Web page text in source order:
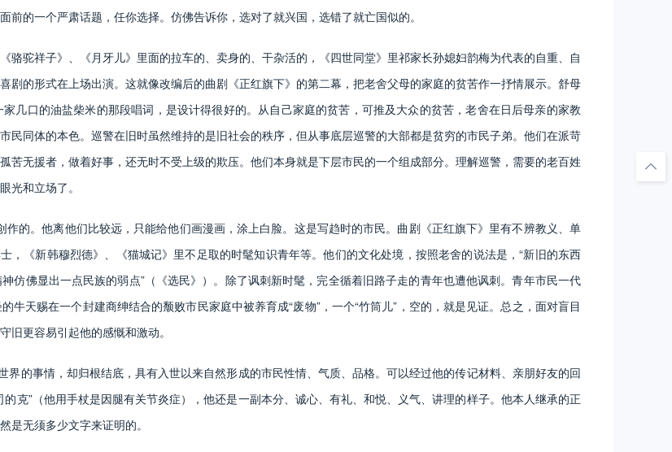
的一个严肃话题，任你选择。仿佛告诉你，选对了就兴国，选错了就亡国似的。
驼祥子》、《月牙儿》里面的拉车的、卖身的、干杂活的，《四世同堂》里祁家长孙媳妇韵梅为代表的自重、自
剧的形式在上场出演。这就像改编后的曲剧《正红旗下》的第二幕，把老舍父母的家庭的贫苦作一抒情展示。舒母
几口的油盐柴米的那段唱词，是设计得很好的。从自己家庭的贫苦，可推及大众的贫苦，老舍在日后母亲的家教
民同体的本色。巡警在旧时虽然维持的是旧社会的秩序，但从事底层巡警的大部都是贫穷的市民子弟。他们在派苛
苦无援者，做着好事，还无时不受上级的欺压。他们本身就是下层市民的一个组成部分。理解巡警，需要的老百姓
光和立场了。
的。他离他们比较远，只能给他们画漫画，涂上白脸。这是写趋时的市民。曲剧《正红旗下》里有不辨教义、单
，《新韩穆烈德》、《猫城记》里不足取的时髦知识青年等。他们的文化处境，按照老舍的说法是，“新旧的东西
仿佛显出一点民族的弱点”（《选民》）。除了讽刺新时髦，完全循着旧路子走的青年也遭他讽刺。青年市民一代
天赐在一个封建商绅结合的颓败市民家庭中被养育成“废物”，一个“竹筒儿”，空的，就是见证。总之，面对盲目
旧更容易引起他的感慨和激动。
的事情，却归根结底，具有入世以来自然形成的市民性情、气质、品格。可以经过他的传记材料、亲朋好友的回
克”（他用手杖是因腿有关节炎症），他还是一副本分、诚心、有礼、和悦、义气、讲理的样子。他本人继承的正
是无须多少文字来证明的。